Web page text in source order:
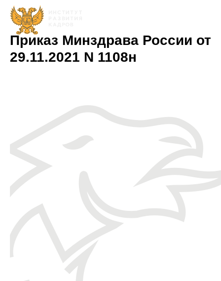
Приказ Минздрава России от
29.11.2021 N 1108н